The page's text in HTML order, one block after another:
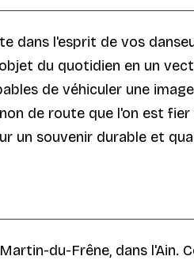
dans l'esprit de vos
du quotidien en un
de véhiculer une
de route que l'on est
un souvenir durable et
du-Frêne, dans l'Ain.